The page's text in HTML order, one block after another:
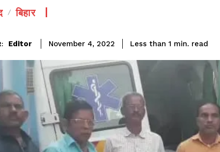
बिहार
Editor November 4, 2022 Less than 1 min. read